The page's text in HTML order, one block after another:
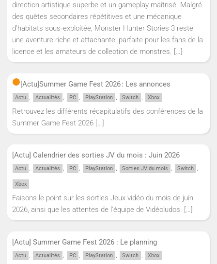
direction artistique superbe et un gameplay maîtrisé. Malgré
des quêtes secondaires répétitives et une mécanique
d’habitats sous‑exploitée, Monster Hunter Stories 3 reste
une aventure riche et attachante, parfaite pour les fans de la
licence et les amateurs de collection de monstres. […]
[Actu]Summer Game Fest 2026 : Les annonces
Actu , Actualités , PC , PlayStation , Switch , Xbox
Retrouvez les différents récapitulatifs des conférences de la
Summer Game Fest 2026 […]
[Actu] Calendrier des sorties JV du mois : Juin 2026
Actu , Actualités , PC , PlayStation , Sorties JV du mois , Switch ,
Xbox
Faisons le point sur les sorties Jeux vidéo du mois de juin
2026, ainsi que les attentes de l'équipe de Vidéoludos. […]
[Actu] Summer Game Fest 2026 : Le planning
Actu , Actualités , PC , PlayStation , Switch , Xbox